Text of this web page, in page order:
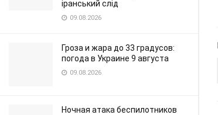
іранський слід
09.08.2026
Гроза и жара до 33 градусов:
погода в Украине 9 августа
09.08.2026
Ночная атака беспилотников